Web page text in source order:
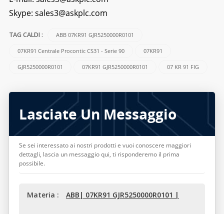
Skype: sales3@askplc.com
TAG CALDI : ABB 07KR91 GJR5250000R0101
07KR91 Centrale Procontic CS31 - Serie 90 07KR91
GJR5250000R0101 07KR91 GJR5250000R0101 07 KR 91 FIG
Lasciate Un Messaggio
Se sei interessato ai nostri prodotti e vuoi conoscere maggiori
dettagli, lascia un messaggio qui, ti risponderemo il prima
possibile.
Materia : ABB| 07KR91 GJR5250000R0101 |